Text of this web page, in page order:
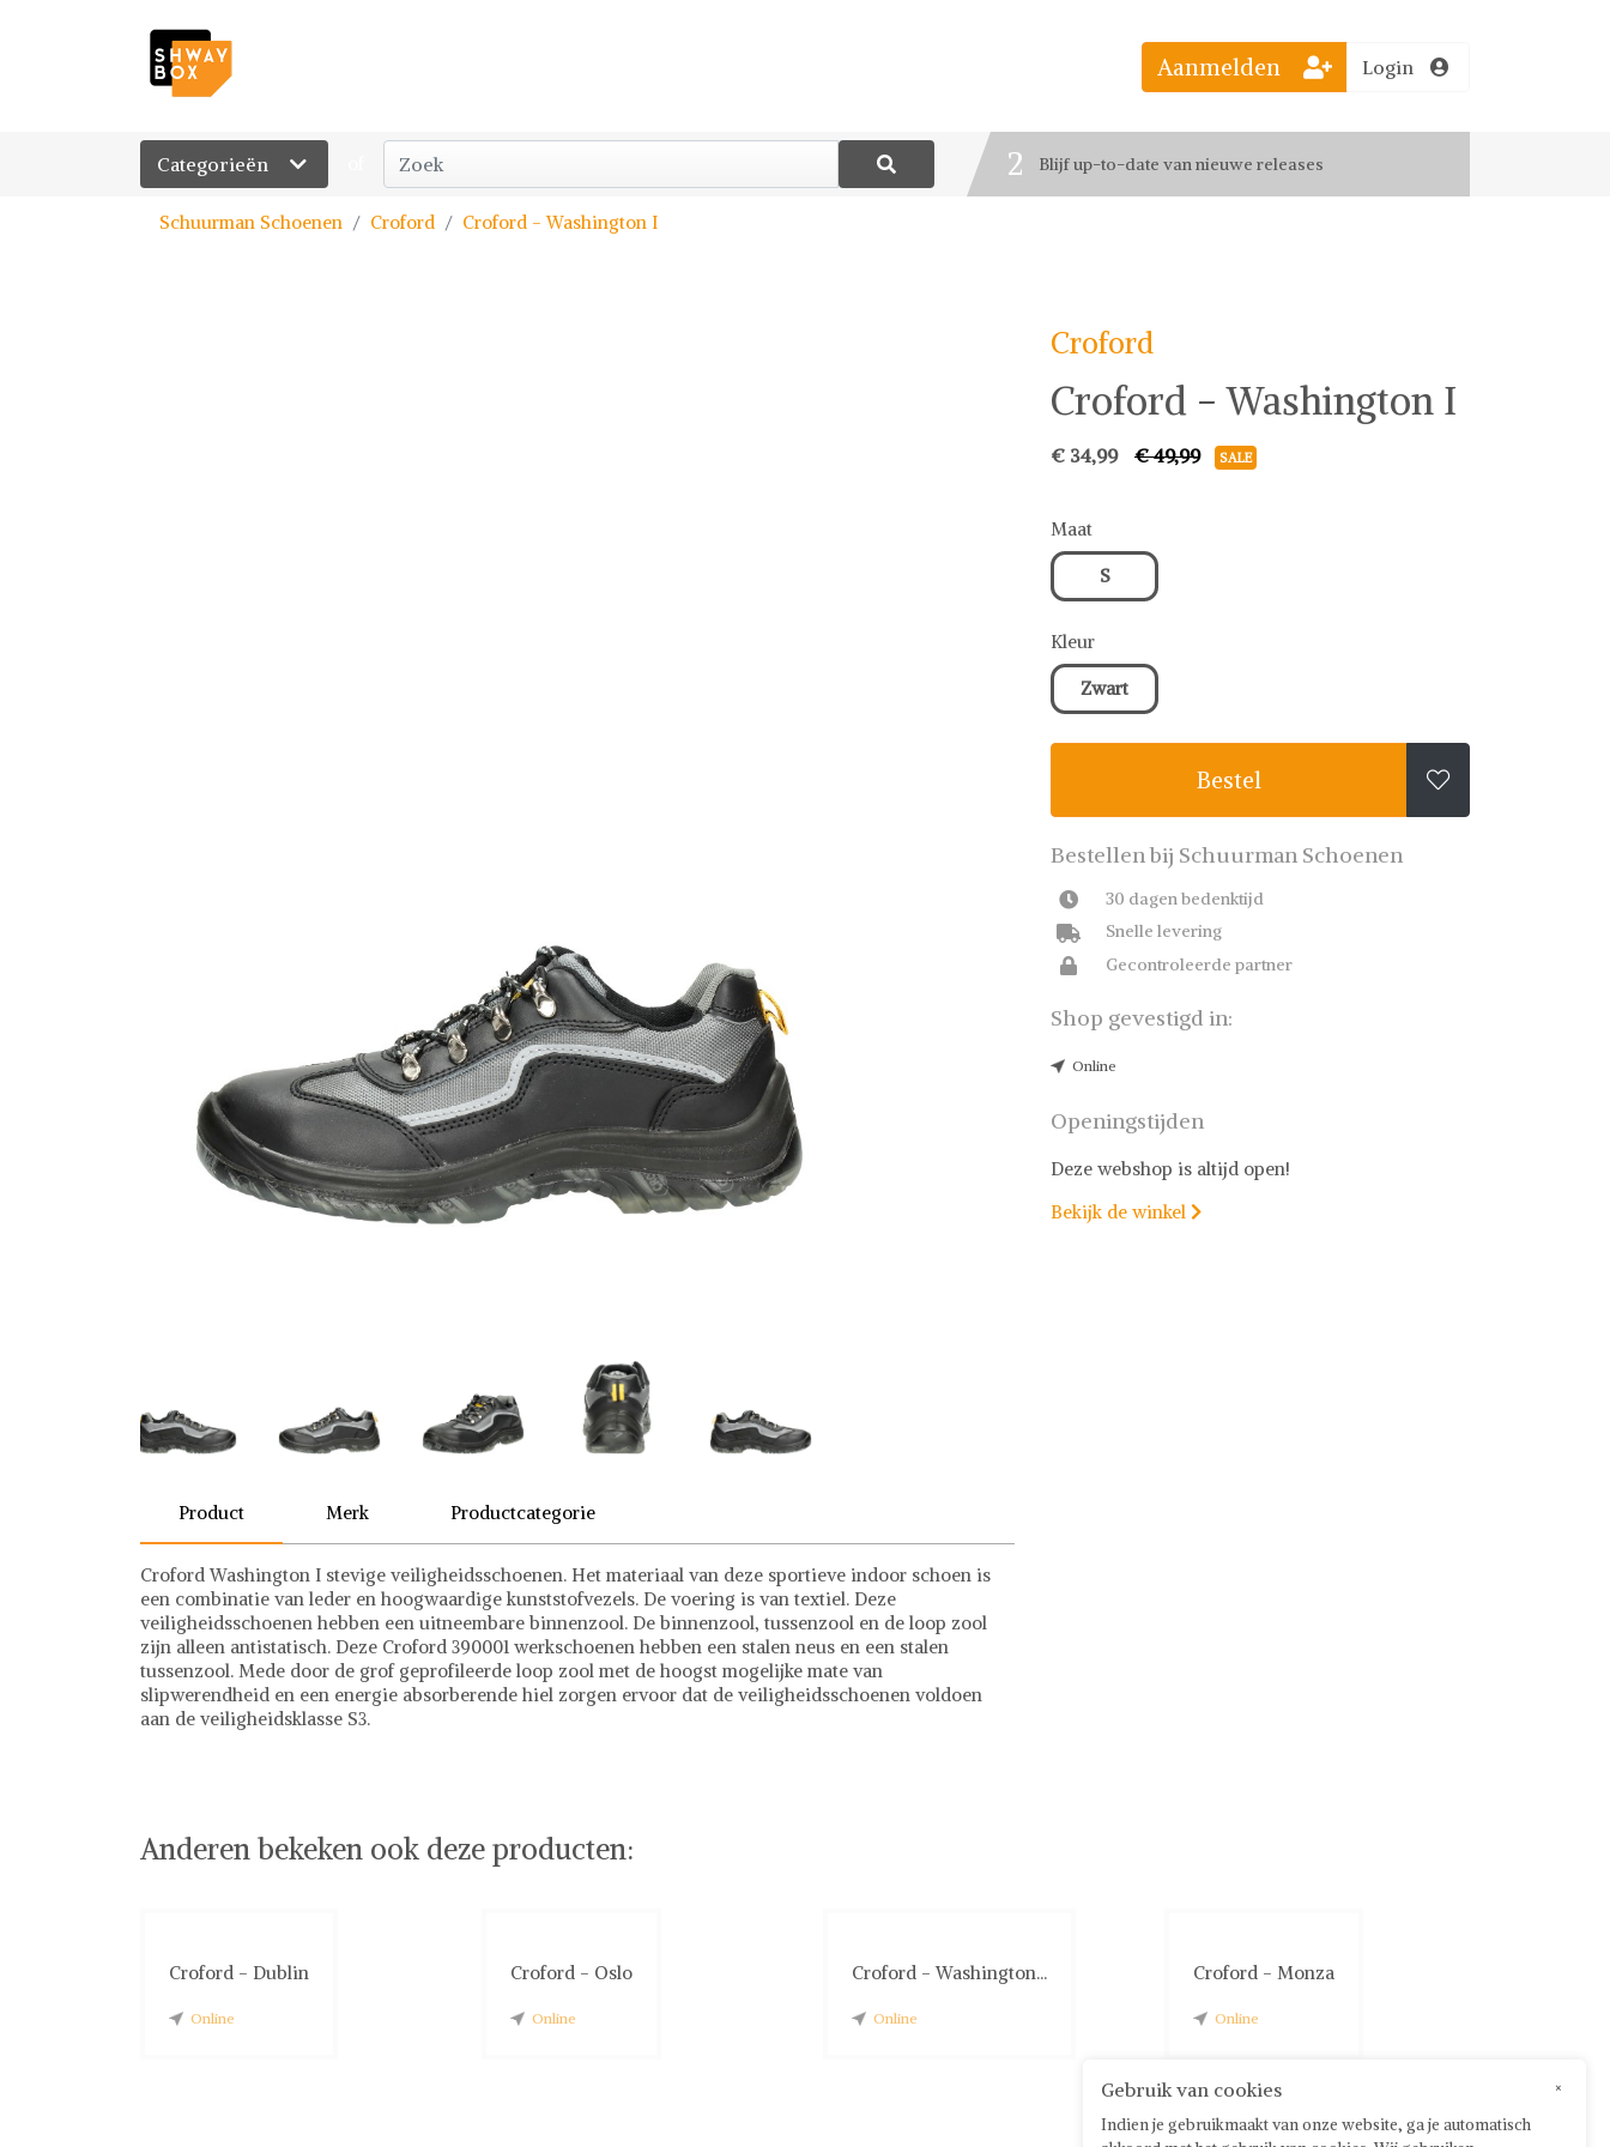
Categorieën
Bestel jouw favoriete looks
2 Blijf up-to-date van nieuwe releases
Aanmelden Login
Schuurman Schoenen Croford Croford - Washington I
Product Merk Productcategorie
Croford Washington I stevige veiligheidsschoenen. Het materiaal van deze sportieve indoor schoen is
een combinatie van leder en hoogwaardige kunststofvezels. De voering is van textiel. Deze
veiligheidsschoenen hebben een uitneembare binnenzool. De binnenzool, tussenzool en de loop zool
zijn alleen antistatisch. Deze Croford 390001 werkschoenen hebben een stalen neus en een stalen
tussenzool. Mede door de grof geprofileerde loop zool met de hoogst mogelijke mate van
slipwerendheid en een energie absorberende hiel zorgen ervoor dat de veiligheidsschoenen voldoen
aan de veiligheidsklasse S3.
Croford
Croford - Washington I
€ 34,99 € 49,99 SALE
Maat
S
Kleur
Zwart
Bestel 
Bestellen bij Schuurman Schoenen
30 dagen bedenktijd
Snelle levering
Gecontroleerde partner
Shop gevestigd in:
Online
Openingstijden
Deze webshop is altijd open!
Bekijk de winkel 
Anderen bekeken ook deze producten:
Croford - Dublin
Online
Croford - Oslo
Online
Croford - Washington...
Online
Croford - Monza
Online
×
Gebruik van cookies
Indien je gebruikmaakt van onze website, ga je automatisch